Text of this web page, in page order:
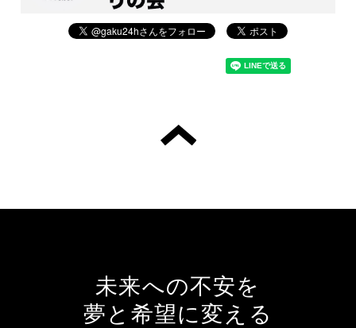
未来への不安を
夢と希望に変える